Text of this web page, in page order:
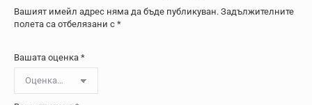
Вашият имейл адрес няма да бъде публикуван. Задължителните
полета са отбелязани с *
Вашата оценка *